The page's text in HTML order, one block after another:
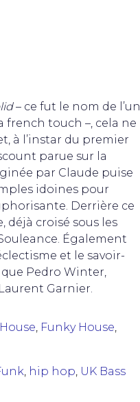
– ce fut le nom de l’un
french touch –, cela ne
à l’instar du premier
parue sur la
par Claude puise
idoines pour
Derrière ce
déjà croisé sous les
Également
et le savoir-
Pedro Winter,
Laurent Garnier.
, Funky House,
, hip hop, UK Bass